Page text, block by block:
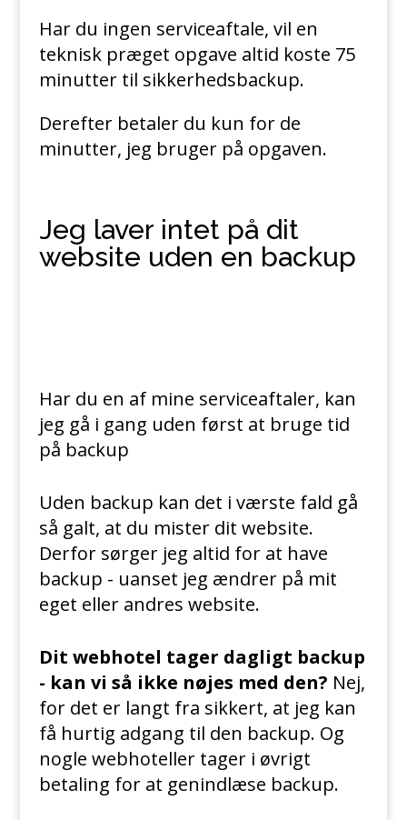
Har du ingen serviceaftale, vil en
teknisk præget opgave altid koste 75
minutter til sikkerhedsbackup.
Derefter betaler du kun for de
minutter, jeg bruger på opgaven.
Jeg laver intet på dit
website uden en backup
Har du en af mine serviceaftaler, kan
jeg gå i gang uden først at bruge tid
på backup
Uden backup kan det i værste fald gå
så galt, at du mister dit website.
Derfor sørger jeg altid for at have
backup - uanset jeg ændrer på mit
eget eller andres website.
Dit webhotel tager dagligt backup
- kan vi så ikke nøjes med den? Nej,
for det er langt fra sikkert, at jeg kan
få hurtig adgang til den backup. Og
nogle webhoteller tager i øvrigt
betaling for at genindlæse backup.